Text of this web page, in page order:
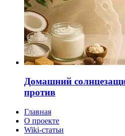
Домашний
против
Главная
О проекте
Wiki-статьи